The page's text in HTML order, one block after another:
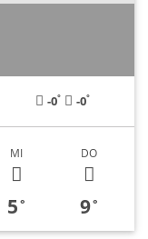
-0° -0°
MI
5°
DO
9°